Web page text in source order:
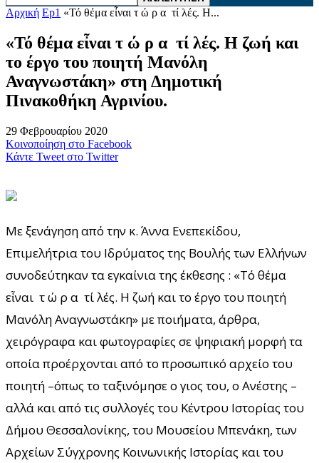
Αρχική Ep1 «Τό θέμα εἶναι τ ώ ρ α τί λές. Η...
«Τό θέμα εἶναι τ ώ ρ α τί λές. Η ζωή και
το έργο του ποιητή Μανόλη
Αναγνωστάκη» στη Δημοτική
Πινακοθήκη Αγρινίου.
29 Φεβρουαρίου 2020
Κοινοποίηση στο Facebook
Κάντε Tweet στο Twitter
Με ξενάγηση από την κ. Άννα Ενεπεκίδου,
Επιμελήτρια του Ιδρύματος της Βουλής των Ελλήνων
συνοδεύτηκαν τα εγκαίνια της έκθεσης : «Τό θέμα
εἶναι τ ώ ρ α τί λές. Η ζωή και το έργο του ποιητή
Μανόλη Αναγνωστάκη» με ποιήματα, άρθρα,
χειρόγραφα και φωτογραφίες σε ψηφιακή μορφή τα
οποία προέρχονται από το προσωπικό αρχείο του
ποιητή –όπως το ταξινόμησε ο γιος του, ο Ανέστης –
αλλά και από τις συλλογές του Κέντρου Ιστορίας του
Δήμου Θεσσαλονίκης, του Μουσείου Μπενάκη, των
Αρχείων Σύγχρονης Κοινωνικής Ιστορίας και του